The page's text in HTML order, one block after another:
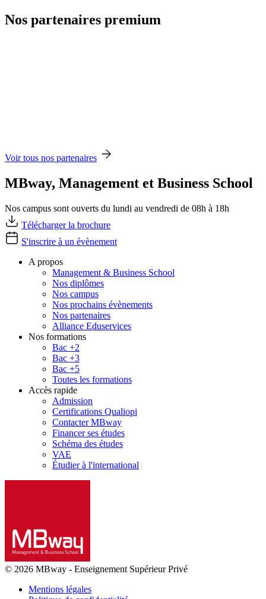
Nos partenaires premium
Voir tous nos partenaires
MBway, Management et Business School
Nos campus sont ouverts du lundi au vendredi de 08h à 18h
Télécharger la brochure
S'inscrire à un évènement
A propos
Management & Business School
Nos diplômes
Nos campus
Nos prochains évènements
Nos partenaires
Alliance Eduservices
Nos formations
Bac +2
Bac +3
Bac +5
Toutes les formations
Accès rapide
Admission
Certifications Qualiopi
Contacter MBway
Financer ses études
Schéma des études
VAE
Étudier à l'international
© 2026 MBway - Enseignement Supérieur Privé
Mentions légales